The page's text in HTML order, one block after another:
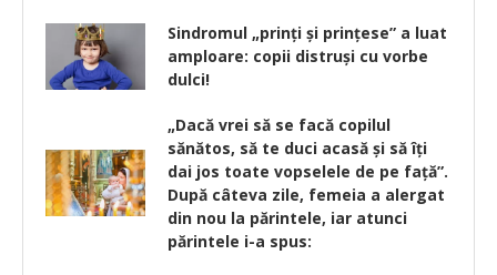
Sindromul „prinți și prințese” a luat
amploare: copii distruşi cu vorbe
dulci!
„Dacă vrei să se facă copilul
sănătos, să te duci acasă și să îţi
dai jos toate vopselele de pe faţă”.
După câteva zile, femeia a alergat
din nou la părintele, iar atunci
părintele i-a spus: